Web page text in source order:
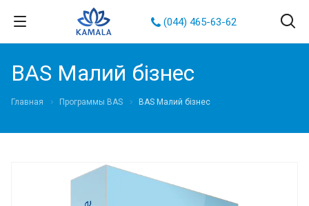
(044) 465-63-62
BAS Малий бізнес
Главная Программы BAS BAS Малий бізнес